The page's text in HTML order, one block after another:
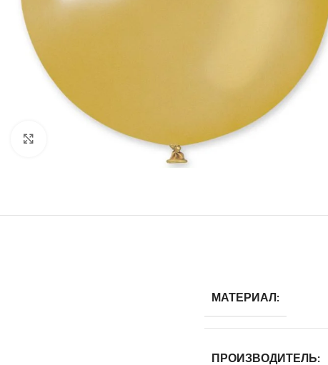
Нажмите, чтобы увеличить
МАТЕРИАЛ:
ПРОИЗВОДИТЕЛЬ: